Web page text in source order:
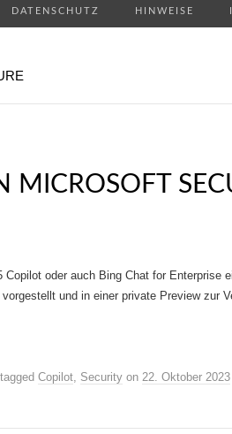
DATENSCHUTZ HINWEISE
MICROSOFT
oder auch Bing Chat for Enterprise
und in einer private Preview zur
Copilot, Security on 22. Oktober 2023